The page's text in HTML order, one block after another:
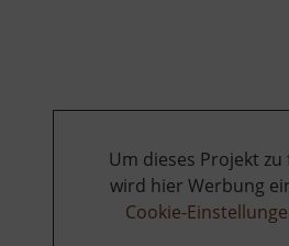
Um dieses Projekt zu
wird hier Werbung
Cookie-